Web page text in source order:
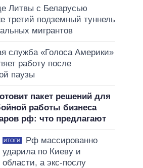
Литвы с Беларусью
третий подземный туннель
мигрантов
служба «Голоса Америки»
работу после
паузы
пакет решений для
работы бизнеса
рф: что предлагают
ИТОГИ
Рф массированно
ударила по Киеву и
области, а экс-послу